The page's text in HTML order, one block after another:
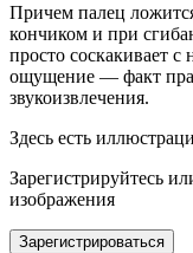
Причем палец
кончиком и при
просто соскакивает с
ощущение — факт
звукоизвлечения.
Здесь есть
Зарегистрируйтесь
изображения
Зарегистрироваться